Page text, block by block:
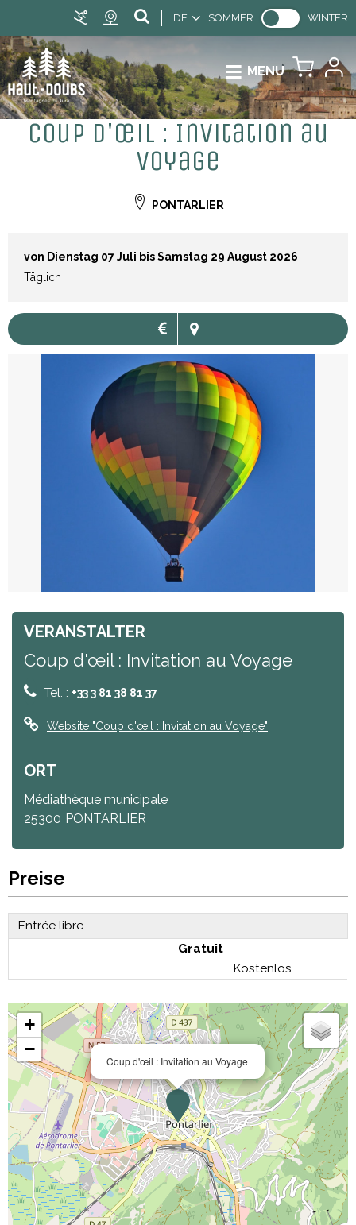
DE SOMMER WINTER
MENU
Coup d'œil : Invitation au
Voyage
PONTARLIER
von Dienstag 07 Juli bis Samstag 29 August 2026
Täglich
VERANSTALTER
Coup d'œil : Invitation au Voyage
Tel. : +33 3 81 38 81 37
Website "Coup d'œil : Invitation au Voyage"
ORT
Médiathèque municipale
25300 PONTARLIER
Preise
Entrée libre
Gratuit
Kostenlos
Coup d'œil : Invitation au Voyage
+
−